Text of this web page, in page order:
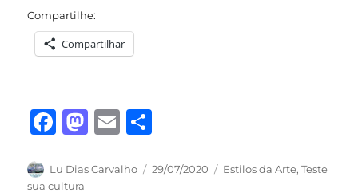
Compartilhe:
Compartilhar
F
c
M
st
E
ai a
Autor
Lu Dias Carvalho
Publicado
29/07/2020 Categorias
Estilos da Arte,Teste
sua cultura